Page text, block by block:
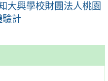
大興學校財團法人桃園
驗計